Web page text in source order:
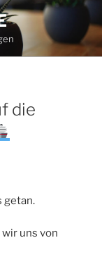
die
getan.
uns von